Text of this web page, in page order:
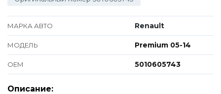
МАРКА АВТО Renault
МОДЕЛЬ Premium 05-14
ОЕМ 5010605743
Описание: